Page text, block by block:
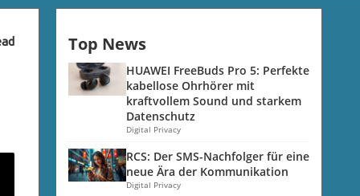
Top News
HUAWEI FreeBuds Pro 5: Perfekte
kabellose Ohrhörer mit
kraftvollem Sound und starkem
Datenschutz
Digital Privacy
RCS: Der SMS-Nachfolger für eine
neue Ära der Kommunikation
Digital Privacy